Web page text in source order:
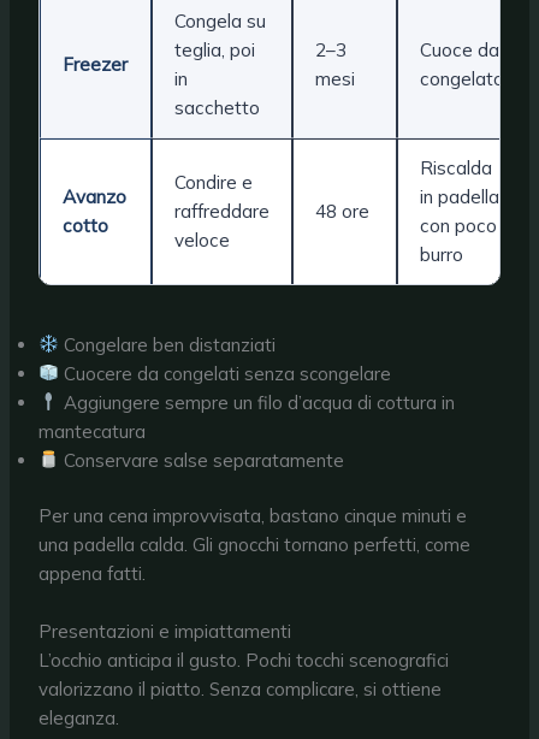
Freezer
Congela su
teglia, poi
in
sacchetto
2–3
mesi
Cuoce da
congelato
Avanzo
cotto
Condire e
raffreddare
veloce
48 ore
Riscalda
in padella
con poco
burro
Congelare ben distanziati
Cuocere da congelati senza scongelare
Aggiungere sempre un filo d’acqua di cottura in
mantecatura
Conservare salse separatamente
Per una cena improvvisata, bastano cinque minuti e
una padella calda. Gli gnocchi tornano perfetti, come
appena fatti.
Presentazioni e impiattamenti
L’occhio anticipa il gusto. Pochi tocchi scenografici
valorizzano il piatto. Senza complicare, si ottiene
eleganza.